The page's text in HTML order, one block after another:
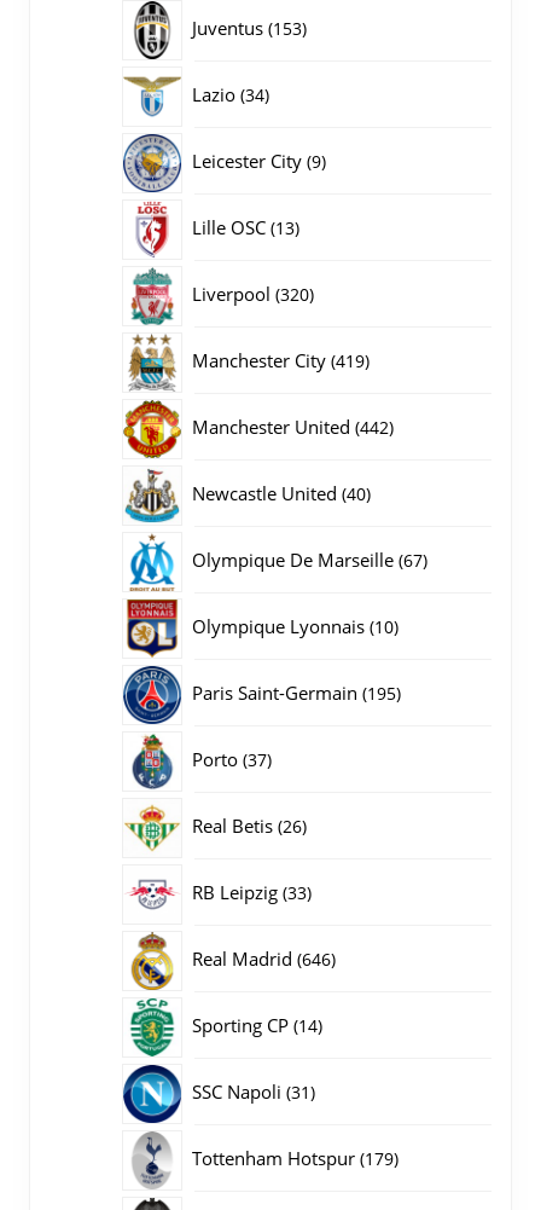
Juventus 153153
Lazio 3434
Leicester City 99
Lille OSC 1313
Liverpool 320320
Manchester City 419419
Manchester United 442442
Newcastle United 4040
Olympique De Marseille 6767
Olympique Lyonnais 1010
Paris Saint-Germain 195195
Porto 3737
Real Betis 2626
RB Leipzig 3333
Real Madrid 646646
Sporting CP 1414
SSC Napoli 3131
Tottenham Hotspur 179179